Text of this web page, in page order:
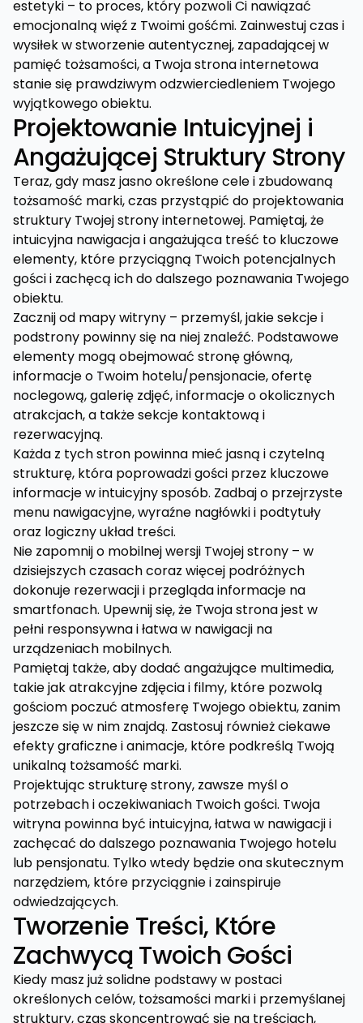
estetyki – to proces, który pozwoli Ci nawiązać
emocjonalną więź z Twoimi gośćmi. Zainwestuj czas i
wysiłek w stworzenie autentycznej, zapadającej w
pamięć tożsamości, a Twoja strona internetowa
stanie się prawdziwym odzwierciedleniem Twojego
wyjątkowego obiektu.
Projektowanie Intuicyjnej i
Angażującej Struktury Strony
Teraz, gdy masz jasno określone cele i zbudowaną
tożsamość marki, czas przystąpić do projektowania
struktury Twojej strony internetowej. Pamiętaj, że
intuicyjna nawigacja i angażująca treść to kluczowe
elementy, które przyciągną Twoich potencjalnych
gości i zachęcą ich do dalszego poznawania Twojego
obiektu.
Zacznij od mapy witryny – przemyśl, jakie sekcje i
podstrony powinny się na niej znaleźć. Podstawowe
elementy mogą obejmować stronę główną,
informacje o Twoim hotelu/pensjonacie, ofertę
noclegową, galerię zdjęć, informacje o okolicznych
atrakcjach, a także sekcje kontaktową i
rezerwacyjną.
Każda z tych stron powinna mieć jasną i czytelną
strukturę, która poprowadzi gości przez kluczowe
informacje w intuicyjny sposób. Zadbaj o przejrzyste
menu nawigacyjne, wyraźne nagłówki i podtytuły
oraz logiczny układ treści.
Nie zapomnij o mobilnej wersji Twojej strony – w
dzisiejszych czasach coraz więcej podróżnych
dokonuje rezerwacji i przegląda informacje na
smartfonach. Upewnij się, że Twoja strona jest w
pełni responsywna i łatwa w nawigacji na
urządzeniach mobilnych.
Pamiętaj także, aby dodać angażujące multimedia,
takie jak atrakcyjne zdjęcia i filmy, które pozwolą
gościom poczuć atmosferę Twojego obiektu, zanim
jeszcze się w nim znajdą. Zastosuj również ciekawe
efekty graficzne i animacje, które podkreślą Twoją
unikalną tożsamość marki.
Projektując strukturę strony, zawsze myśl o
potrzebach i oczekiwaniach Twoich gości. Twoja
witryna powinna być intuicyjna, łatwa w nawigacji i
zachęcać do dalszego poznawania Twojego hotelu
lub pensjonatu. Tylko wtedy będzie ona skutecznym
narzędziem, które przyciągnie i zainspiruje
odwiedzających.
Tworzenie Treści, Które
Zachwycą Twoich Gości
Kiedy masz już solidne podstawy w postaci
określonych celów, tożsamości marki i przemyślanej
struktury, czas skoncentrować się na treściach,